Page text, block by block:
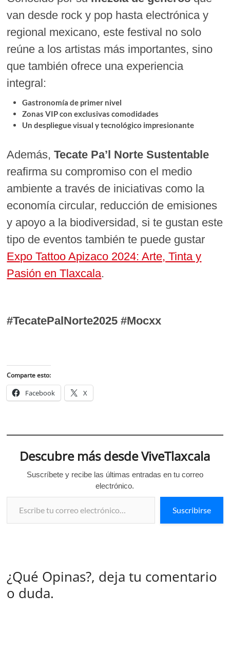
van desde rock y pop hasta electrónica y
regional mexicano, este festival no solo
reúne a los artistas más importantes, sino
que también ofrece una experiencia
integral:
Gastronomía de primer nivel
Zonas VIP con exclusivas comodidades
Un despliegue visual y tecnológico impresionante
Además,Tecate Pa’l Norte Sustentable
reafirma su compromiso con el medio
ambiente a través de iniciativas como la
economía circular, reducción de emisiones
y apoyo a la biodiversidad, si te gustan este
tipo de eventos también te puede gustar
Expo Tattoo Apizaco 2024: Arte, Tinta y
Pasión en Tlaxcala.
#TecatePalNorte2025 #Mocxx
Comparte esto:
Facebook X
Descubre más desde ViveTlaxcala
Suscríbete y recibe las últimas entradas en tu correo
electrónico.
Escribe tu correo electrónico…
Suscribirse
¿Qué Opinas?, deja tu comentario
o duda.